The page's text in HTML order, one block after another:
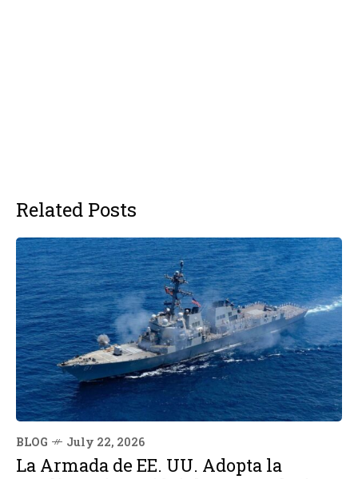
Related Posts
BLOG July 22, 2026
La Armada de EE. UU. Adopta la